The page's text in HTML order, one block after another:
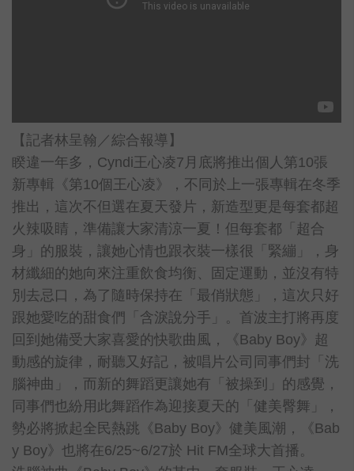
【記者林呈翰／綜合報導】
睽違一年多，Cyndi王心凌7月底將推出個人第10張
新專輯《第10個王心凌》，不同於上一張專輯在冬季
推出，這次不但選在夏天發片，新造型更是每套都超
火辣吸睛，準備讓大家清涼一夏！但每套都「超合
身」的服裝，讓她心情也跟衣裝一樣很「緊繃」，身
材纖細的她向來注重飲食均衡、固定運動，並沒有特
別去忌口，為了隨時保持在「最俏狀態」，這次只好
跟她愛吃的甜食們「含淚說分手」。首波主打將再度
回到她備受大家喜愛的快歌曲風，《Baby Boy》超
動感的旋律，耐聽又好記，被唱片公司同事們封「洗
腦神曲」，而新的舞蹈更讓她有「被操到」的感覺，
同事們也紛用此舞蹈作為迎接夏天的「健美臀舞」，
勢必將掀起全民熱跳《Baby Boy》健美風潮，《Bab
y Boy》也將在6/25~6/27於 Hit FM全球大首播。